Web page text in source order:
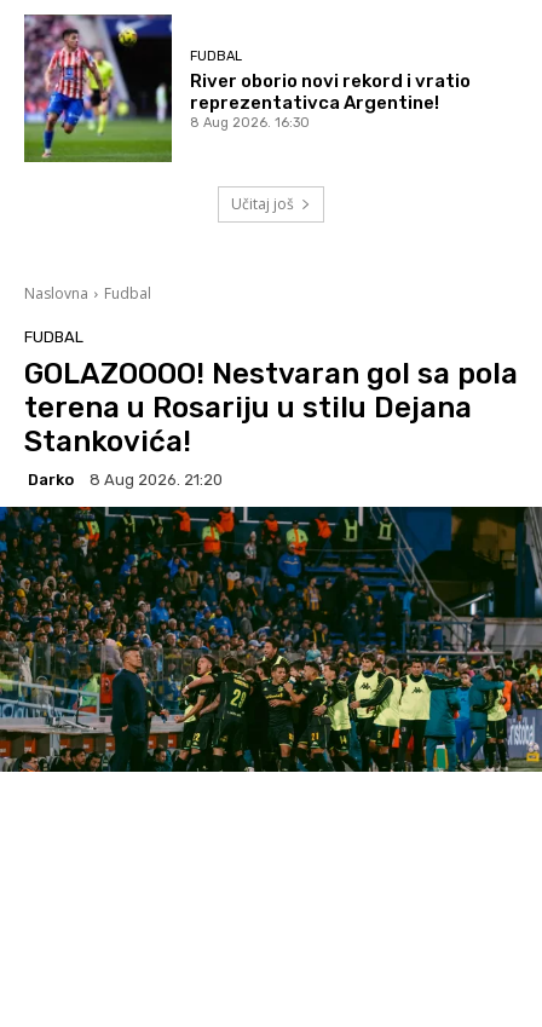
FUDBAL
River oborio novi rekord i vratio
reprezentativca Argentine!
8 Aug 2026. 16:30
Učitaj još